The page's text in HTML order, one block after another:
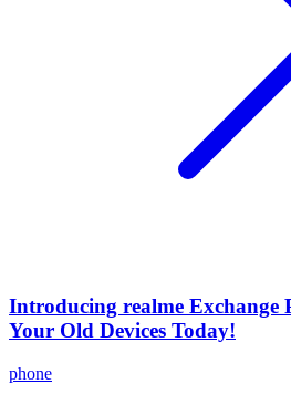
Introducing realme Exchange
Your Old Devices Today!
phone